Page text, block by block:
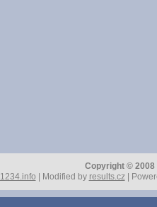
Copyright ©
1234.info | Modified by results.cz|